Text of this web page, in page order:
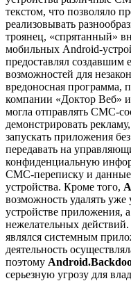
текстом, что позволяло
реализовывать
троянец, «спрятанный»
мобильных Android-
предоставлял создавшим
возможностей для
вредоносная программа,
компании «Доктор Веб»
могла отправлять СМС-
демонстрировать
запускать приложения
передавать на
конфиденциальную
СМС-переписку и
устройства. Кроме того,
возможность удалять
устройстве приложения,
нежелательных
являлся системным
деятельность
поэтому
серьезную угрозу для